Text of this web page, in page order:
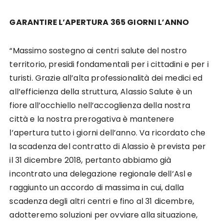
GARANTIRE L’APERTURA 365 GIORNI L’ANNO
“Massimo sostegno ai centri salute del nostro
territorio, presidi fondamentali per i cittadini e per i
turisti. Grazie all’alta professionalità dei medici ed
all’efficienza della struttura, Alassio Salute è un
fiore all’occhiello nell’accoglienza della nostra
città e la nostra prerogativa è mantenere
l’apertura tutto i giorni dell’anno. Va ricordato che
la scadenza del contratto di Alassio è prevista per
il 31 dicembre 2018, pertanto abbiamo già
incontrato una delegazione regionale dell’Asl e
raggiunto un accordo di massima in cui, dalla
scadenza degli altri centri e fino al 31 dicembre,
adotteremo soluzioni per ovviare alla situazione,